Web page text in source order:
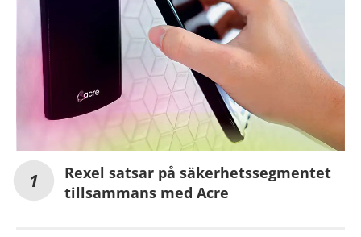
Rexel satsar på säkerhetssegmentet
tillsammans med Acre